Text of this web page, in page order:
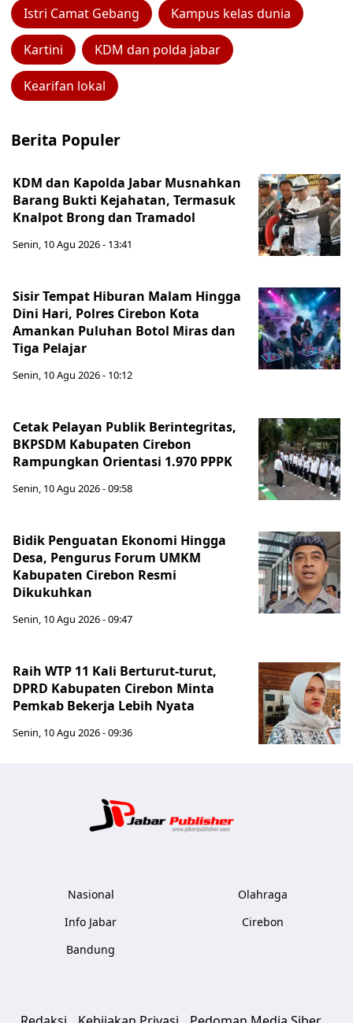
Istri Camat Gebang Kampus kelas dunia
Kartini KDM dan polda jabar
Kearifan lokal
Berita Populer
KDM dan Kapolda Jabar Musnahkan
Barang Bukti Kejahatan, Termasuk
Knalpot Brong dan Tramadol
Senin, 10 Agu 2026 - 13:41
Sisir Tempat Hiburan Malam Hingga
Dini Hari, Polres Cirebon Kota
Amankan Puluhan Botol Miras dan
Tiga Pelajar
Senin, 10 Agu 2026 - 10:12
Cetak Pelayan Publik Berintegritas,
BKPSDM Kabupaten Cirebon
Rampungkan Orientasi 1.970 PPPK
Senin, 10 Agu 2026 - 09:58
Bidik Penguatan Ekonomi Hingga
Desa, Pengurus Forum UMKM
Kabupaten Cirebon Resmi
Dikukuhkan
Senin, 10 Agu 2026 - 09:47
Raih WTP 11 Kali Berturut-turut,
DPRD Kabupaten Cirebon Minta
Pemkab Bekerja Lebih Nyata
Senin, 10 Agu 2026 - 09:36
Nasional
Info Jabar
Bandung
Olahraga
Cirebon